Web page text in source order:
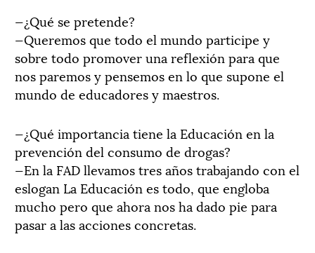
—¿Qué se pretende?
—Queremos que todo el mundo participe y
sobre todo promover una reflexión para que
nos paremos y pensemos en lo que supone el
mundo de educadores y maestros.
—¿Qué importancia tiene la Educación en la
prevención del consumo de drogas?
—En la FAD llevamos tres años trabajando con el
eslogan La Educación es todo, que engloba
mucho pero que ahora nos ha dado pie para
pasar a las acciones concretas.